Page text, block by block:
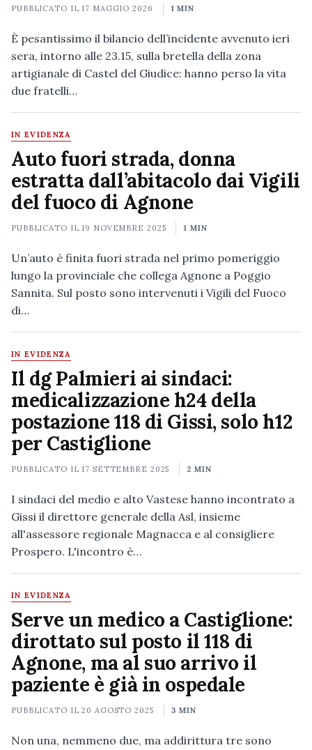
PUBBLICATO IL17 MAGGIO 2026 1 MIN
È pesantissimo il bilancio dell’incidente avvenuto ieri
sera, intorno alle 23.15, sulla bretella della zona
artigianale di Castel del Giudice: hanno perso la vita
due fratelli…
IN EVIDENZA
Auto fuori strada, donna
estratta dall’abitacolo dai Vigili
del fuoco di Agnone
PUBBLICATO IL19 NOVEMBRE 2025 1 MIN
Un’auto è finita fuori strada nel primo pomeriggio
lungo la provinciale che collega Agnone a Poggio
Sannita. Sul posto sono intervenuti i Vigili del Fuoco
di…
IN EVIDENZA
Il dg Palmieri ai sindaci:
medicalizzazione h24 della
postazione 118 di Gissi, solo h12
per Castiglione
PUBBLICATO IL17 SETTEMBRE 2025 2 MIN
I sindaci del medio e alto Vastese hanno incontrato a
Gissi il direttore generale della Asl, insieme
all'assessore regionale Magnacca e al consigliere
Prospero. L'incontro è…
IN EVIDENZA
Serve un medico a Castiglione:
dirottato sul posto il 118 di
Agnone, ma al suo arrivo il
paziente è già in ospedale
PUBBLICATO IL20 AGOSTO 2025 3 MIN
Non una, nemmeno due, ma addirittura tre sono